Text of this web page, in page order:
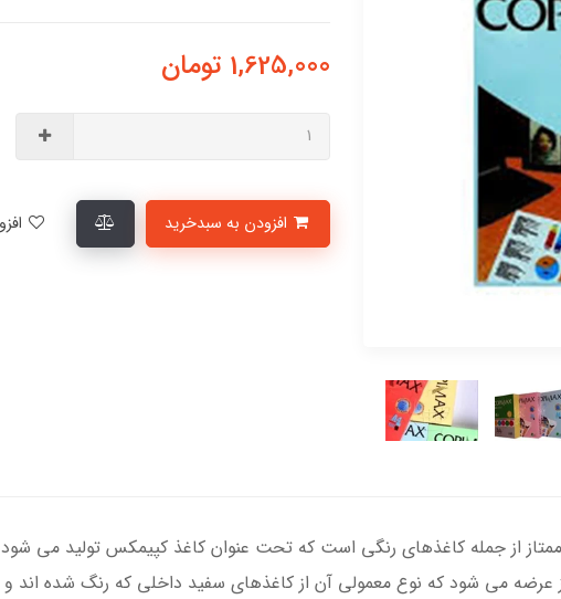
1,625,000 تومان
عرضه می شود که نوع معمولی آن از کاغذهای سفید داخلی که رنگ شده اند و